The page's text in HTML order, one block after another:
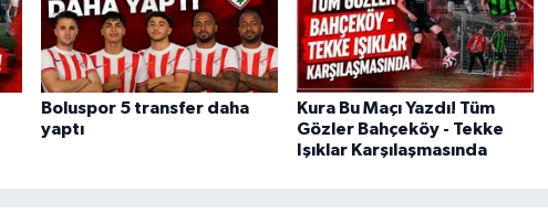
Boluspor 5 transfer daha
yaptı
Kura Bu Maçı Yazdı! Tüm
Gözler Bahçeköy - Tekke
Işıklar Karşılaşmasında